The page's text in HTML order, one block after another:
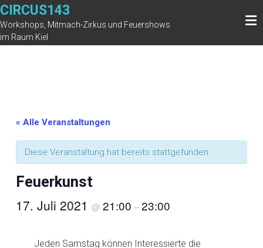
Zum
Inhalt
springen
CIRCUS143
Workshops, Mitmach-Zirkus und Feuershows
im Raum Kiel
« Alle Veranstaltungen
Diese Veranstaltung hat bereits stattgefunden.
Feuerkunst
17. Juli 2021 @ 21:00 –23:00
Jeden Samstag können Interessierte die